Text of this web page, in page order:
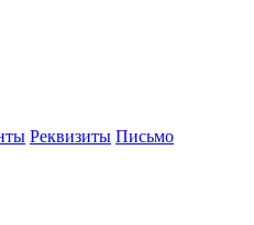
Реквизиты Письмо